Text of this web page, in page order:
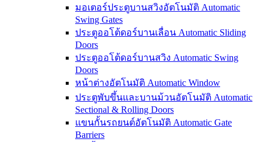
มอเตอร์ประตูบานสวิงอัตโนมัติ Automatic
Swing Gates
ประตูออโต้ดอร์บานเลื่อน Automatic Sliding
Doors
ประตูออโต้ดอร์บานสวิง Automatic Swing
Doors
หน้าต่างอัตโนมัติ Automatic Window
ประตูพับขึ้นและบานม้วนอัตโนมัติ Automatic
Sectional & Rolling Doors
แขนกั้นรถยนต์อัตโนมัติ Automatic Gate
Barriers